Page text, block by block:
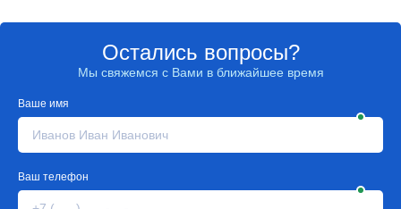
Остались вопросы?
Мы свяжемся с Вами в ближайшее время
Ваше имя
Ваш телефон